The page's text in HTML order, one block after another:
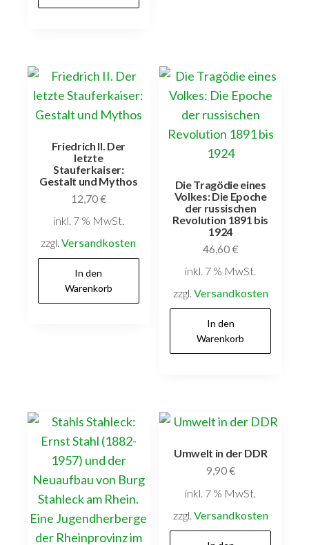
Friedrich II. Der
letzte
Stauferkaiser:
Gestalt und Mythos
12,70€
inkl. 7 % MwSt.
zzgl.Versandkosten
In den
Warenkorb
Die Tragödie eines
Volkes: Die Epoche
der russischen
Revolution 1891 bis
1924
46,60€
inkl. 7 % MwSt.
zzgl. Versandkosten
In den
Warenkorb
Umwelt in der DDR
9,90€
inkl. 7 % MwSt.
zzgl. Versandkosten